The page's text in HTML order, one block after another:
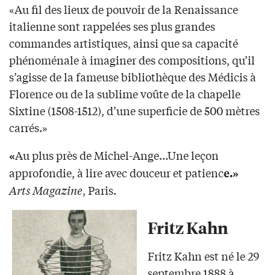
«Au fil des lieux de pouvoir de la Renaissance
italienne sont rappelées ses plus grandes
commandes artistiques, ainsi que sa capacité
phénoménale à imaginer des compositions, qu’il
s’agisse de la fameuse bibliothèque des Médicis à
Florence ou de la sublime voûte de la chapelle
Sixtine (1508-1512), d’une superficie de 500 mètres
carrés.»
«Au plus près de Michel-Ange…Une leçon
approfondie, à lire avec douceur et patience.»
Arts Magazine, Paris.
Fritz Kahn
Fritz Kahn est né le 29